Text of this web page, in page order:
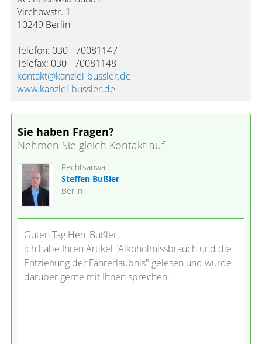
Virchowstr. 1
10249 Berlin
Telefon: 030 - 70081147
Telefax: 030 - 70081148
kontakt@kanzlei-bussler.de
www.kanzlei-bussler.de
Sie haben Fragen?
Nehmen Sie gleich Kontakt auf.
Rechtsanwalt
Steffen Bußler
Berlin
Guten Tag Herr Bußler,
ich habe Ihren Artikel "Alkoholmissbrauch und die
Entziehung der Fahrerlaubnis" gelesen und würde
darüber gerne mit Ihnen sprechen.